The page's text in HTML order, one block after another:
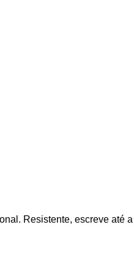
Resistente, escreve até